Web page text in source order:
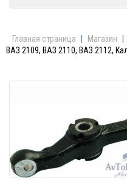
Главная страница Магазин
ВАЗ 2109, ВАЗ 2110, ВАЗ 2112,